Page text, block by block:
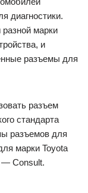
диагностики.
разной марки
и
разъемы для
разъем
стандарта
разъемов для
марки Toyota
— Consult.